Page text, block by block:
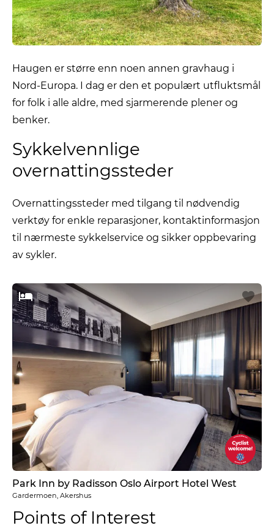
Haugen er større enn noen annen gravhaug i
Nord-Europa. I dag er den et populært utfluktsmål
for folk i alle aldre, med sjarmerende plener og
benker.
Sykkelvennlige
overnattingssteder
Overnattingssteder med tilgang til nødvendig
verktøy for enkle reparasjoner, kontaktinformasjon
til nærmeste sykkelservice og sikker oppbevaring
av sykler.
Park Inn by Radisson Oslo Airport Hotel West
Gardermoen, Akershus
Points of Interest